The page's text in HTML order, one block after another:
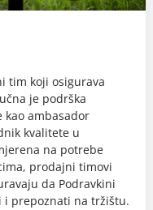
tim koji osigurava
je podrška
ambasador
kvalitete u
na potrebe
prodajni timovi
da Podravkini
prepoznati na tržištu.